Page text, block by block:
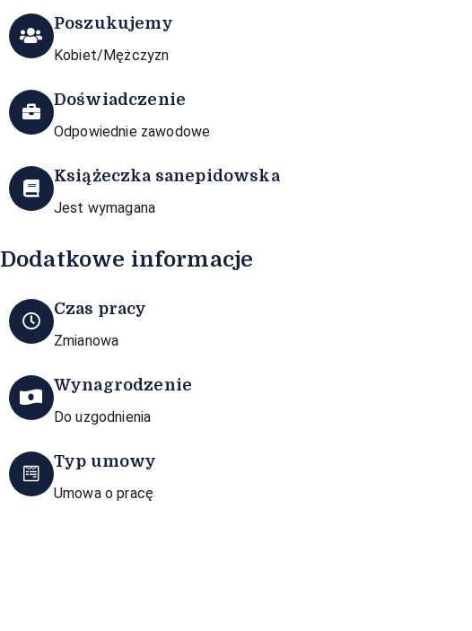
Poszukujemy
Kobiet/Mężczyzn
Doświadczenie
Odpowiednie zawodowe
Książeczka sanepidowska
Jest wymagana
Dodatkowe informacje
Czas pracy
Zmianowa
Wynagrodzenie
Do uzgodnienia
Typ umowy
Umowa o pracę